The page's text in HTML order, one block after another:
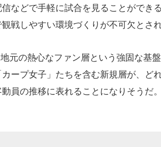
などで手軽に試合を見ることができ
戦しやすい環境づくりが不可欠とされ
元の熱心なファン層という強固な基
ープ女子」たちを含む新規層が、ど
員の推移に表れることになりそうだ。